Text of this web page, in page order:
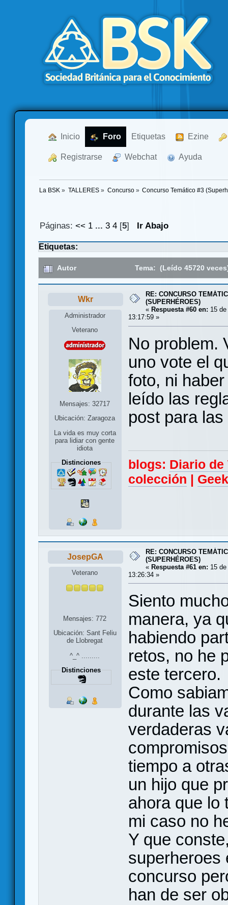
Inicio Foro Etiquetas Ezine
Registrarse Webchat Ayuda
La BSK » TALLERES» Concurso» Concurso Temático #3
Páginas:<< 1 ...3 4 [5] Ir Abajo
Etiquetas:
Autor Tema: (Leído 45720
Wkr
Administrador
Veterano
Mensajes: 32717
Ubicación: Zaragoza
La vida es muy corta
para lidiar con gente
idiota
Distinciones
RE: CONCURSO
(SUPERHÉROES)
« Respuesta #60 en: 15
13:17:59 »
No problem.
uno vote el
foto, ni
leído las
post para
blogs: Diario
colección |
JosepGA
Veterano
Mensajes: 772
Ubicación: Sant Feliu
de Llobregat
^_^ .........
Distinciones
RE: CONCURSO
(SUPERHÉROES)
« Respuesta #61 en: 15
13:26:34 »
Siento
manera, ya
habiendo
retos, no he
este tercero.
Como
durante las
verdaderas
tiempo a
un hijo que
ahora que lo
mi caso no
Y que
superheroes
concurso
han de ser